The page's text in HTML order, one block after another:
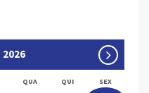
2026
QUA QUI SEX